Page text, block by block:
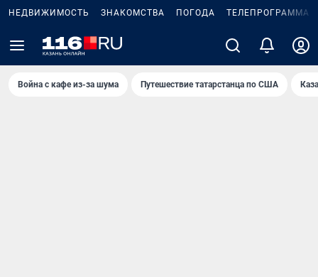
НЕДВИЖИМОСТЬ ЗНАКОМСТВА ПОГОДА ТЕЛЕПРОГРАММА
Война с кафе из-за шума Путешествие татарстанца по США